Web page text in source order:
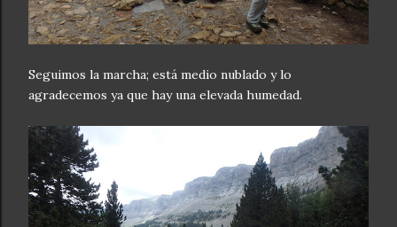
Seguimos la marcha; está medio nublado y lo
agradecemos ya que hay una elevada humedad.